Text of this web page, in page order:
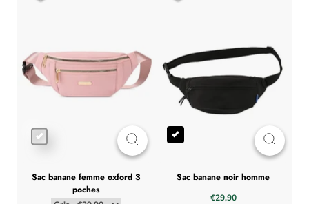
sac banane femme oxford 3
poches
sac banane noir homme
€29,90